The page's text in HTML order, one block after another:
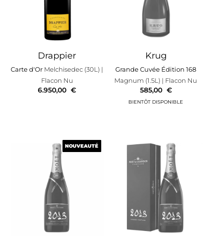
Drappier
Carte d'Or Melchisedec (30L) |
Flacon Nu
6.950,00 €
Krug
Grande Cuvée Édition 168
Magnum (1.5L) | Flacon Nu
585,00 €
NOUVEAUTÉ
NOUVEAUTÉ